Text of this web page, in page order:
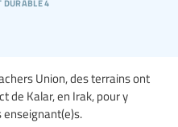
Union, des terrains ont
de Kalar, en Irak, pour y